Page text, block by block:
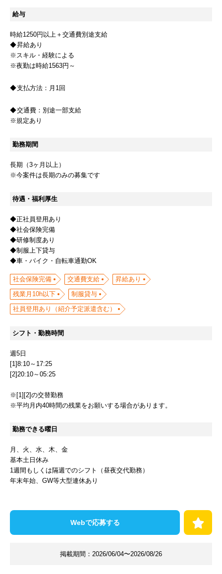
給与
時給1250円以上＋交通費別途支給
昇給あり
※スキル・経験による
※夜勤は時給1563円～
支払方法： 月1回
交通費： 別途一部支給
※規定あり
勤務期間
長期（3ヶ月以上）
※今案件は長期のみの募集です
待遇・福利厚生
◆正社員登用あり
◆社会保険完備
◆研修制度あり
◆制服上下貸与
◆車・バイク・自転車通勤OK
社会保険完備 交通費支給
昇給あり
残業月10h以下
制服貸与
社員登用あり（紹介予定派遣含む）
シフト・勤務時間
週5日
[1]8:10～17:25
[2]20:10～05:25
※[1][2]の交替勤務
※平均月内40時間の残業をお願いする場合があります。
勤務できる曜日
月 火 水 木
金
基本土日休み
1週間もしくは隔週でのシフト（昼夜交代勤務）
年末年始、GW等大型連休あり
Webで応募する
掲載期間： 2026/06/04〜2026/08/26